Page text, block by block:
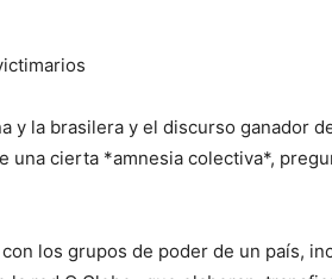
y la brasilera y el discurso ganador
una cierta *amnesia colectiva*,
los grupos de poder de un país,